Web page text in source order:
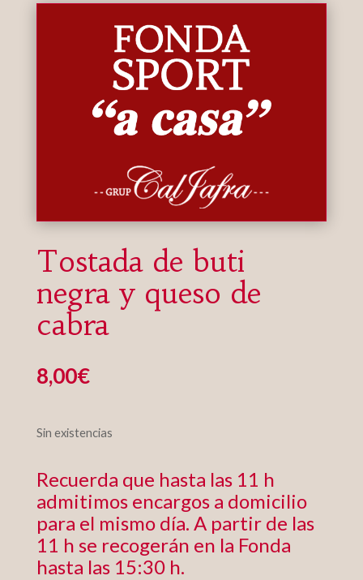
Tostada de buti
negra y queso de
cabra
8,00€
Sin existencias
Recuerda que hasta las 11 h
admitimos encargos a domicilio
para el mismo día. A partir de las
11 h se recogerán en la Fonda
hasta las 15:30 h.